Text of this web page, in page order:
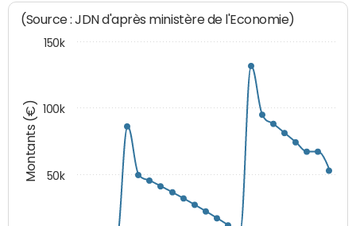
Montants (€)
(Source : JDN d'après ministère de l'Economie)
50k
100k
150k